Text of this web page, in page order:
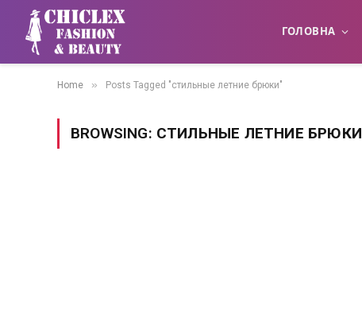
ГОЛОВНА
Home » Posts Tagged "стильные летние брюки"
BROWSING: СТИЛЬНЫЕ ЛЕТНИЕ БРЮКИ